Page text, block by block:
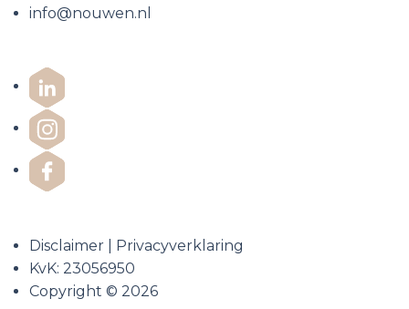
info@nouwen.nl
Disclaimer
Privacyverklaring
KvK: 23056950
Copyright © 2026